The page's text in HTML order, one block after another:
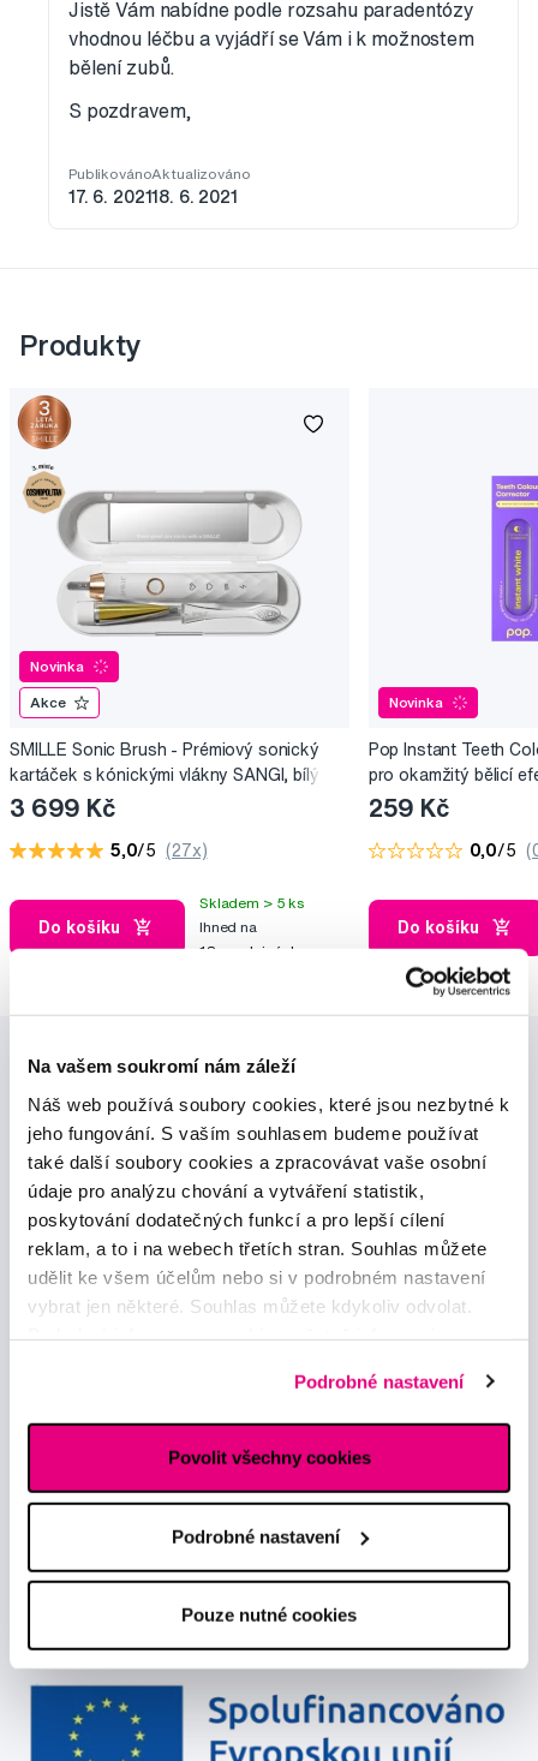
Na vašem soukromí nám záleží
Náš web používá soubory cookies, které jsou nezbytné k
jeho fungování. S vaším souhlasem budeme používat
také další soubory cookies a zpracovávat vaše osobní
údaje pro analýzu chování a vytváření statistik,
poskytování dodatečných funkcí a pro lepší cílení
reklam, a to i na webech třetích stran. Souhlas můžete
udělit ke všem účelům nebo si v podrobném nastavení
vybrat jen některé. Souhlas můžete kdykoliv odvolat.
Podrobné nastavení
Povolit všechny cookies
Podrobné nastavení
Pouze nutné cookies
Jistě Vám nabídne podle rozsahu paradentózy
vhodnou léčbu a vyjádří se Vám i k možnostem
bělení zubů.
S pozdravem,
Publikováno
17. 6. 2021
Aktualizováno
18. 6. 2021
Produkty
Novinka
Akce
SMILLE Sonic Brush - Prémiový sonický
kartáček s kónickými vlákny SANGI, bílý
3 699 Kč
5,0/5 (27x)
Do košíku
Skladem > 5 ks
Ihned na
13 prodejnách
Novinka
Pop Instant Teeth
pro okamžitý bělicí
259 Kč
0,0/5
Do košíku
Novinky a nabídky
Odebírat
zpracováním osobních údajů pro tyto účely.